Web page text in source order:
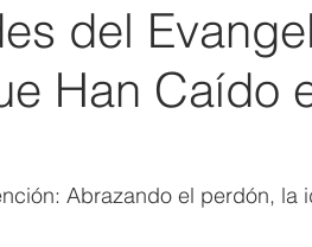
ARREPENTIMIENTO
del
Han Caído
Abrazando el perdón, la